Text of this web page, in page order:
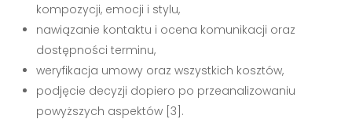
kompozycji, emocji i stylu,
nawiązanie kontaktu i ocena komunikacji oraz
dostępności terminu,
weryfikacja umowy oraz wszystkich kosztów,
podjęcie decyzji dopiero po przeanalizowaniu
powyższych aspektów [3] .